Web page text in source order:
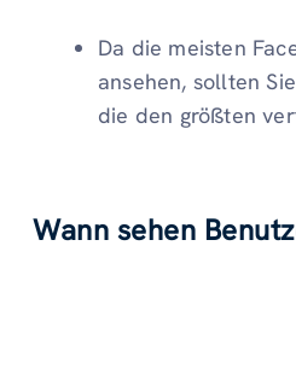
Da die meisten
ansehen, sollten
die den größten
Wann sehen